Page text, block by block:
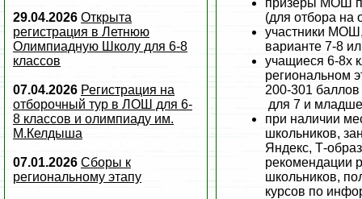
29.04.2026 Открыта
регистрация в Летнюю
Олимпиадную Школу для 6-8
классов
07.04.2026 Регистрация на
отборочный тур в ЛОШ для 6-
8 классов и олимпиаду им.
М.Келдыша
07.01.2026 Сборы к
региональному этапу
призеры МОШ
(для отбора
участники
варианте 7-8
учащиеся 6-8х
региональном
200-301
для 7 и младше
при наличии
школьников,
Яндекс, Т-
рекомендации
школьников,
курсов по